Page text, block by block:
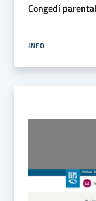
Congedi
INFO